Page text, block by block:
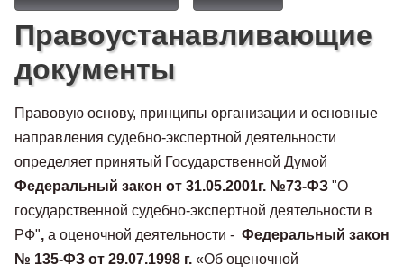
Правоустанавливающие
документы
Правовую основу, принципы организации и основные
направления судебно-экспертной деятельности
определяет принятый Государственной Думой
Федеральный закон от 31.05.2001г. №73-ФЗ "О
государственной судебно-экспертной деятельности в
РФ", а оценочной деятельности - Федеральный закон
№ 135-ФЗ от 29.07.1998 г. «Об оценочной